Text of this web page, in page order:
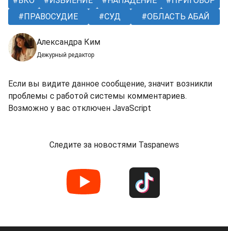
ПРАВОСУДИЕ
СУД ОБЛАСТЬ АБАЙ
Александра Ким
Дежурный редактор
Если вы видите данное сообщение, значит возникли
проблемы с работой системы комментариев.
Возможно у вас отключен JavaScript
Следите за новостями Taspanews